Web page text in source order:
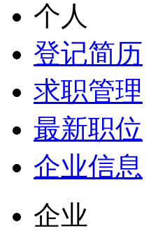
个人
登记简历
求职管理
最新职位
企业信息
企业